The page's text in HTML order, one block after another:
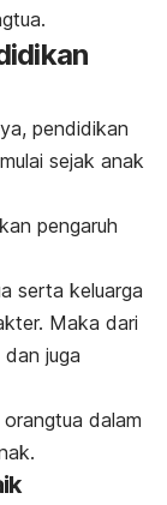
pendidikan
sejak anak
pengaruh
serta keluarga
Maka dari
juga
dalam